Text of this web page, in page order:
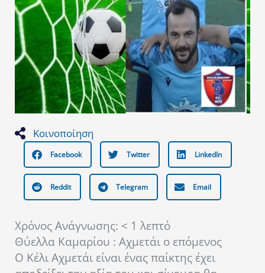
Κοινοποίηση
Facebook Twitter LinkedIn
Reddit Telegram Email
Χρόνος Ανάγνωσης: < 1 λεπτό
Θύελλα Καμαρίου : Αχμετάι ο επόμενος
Ο Κέλι Αχμετάι είναι ένας παίκτης έχει